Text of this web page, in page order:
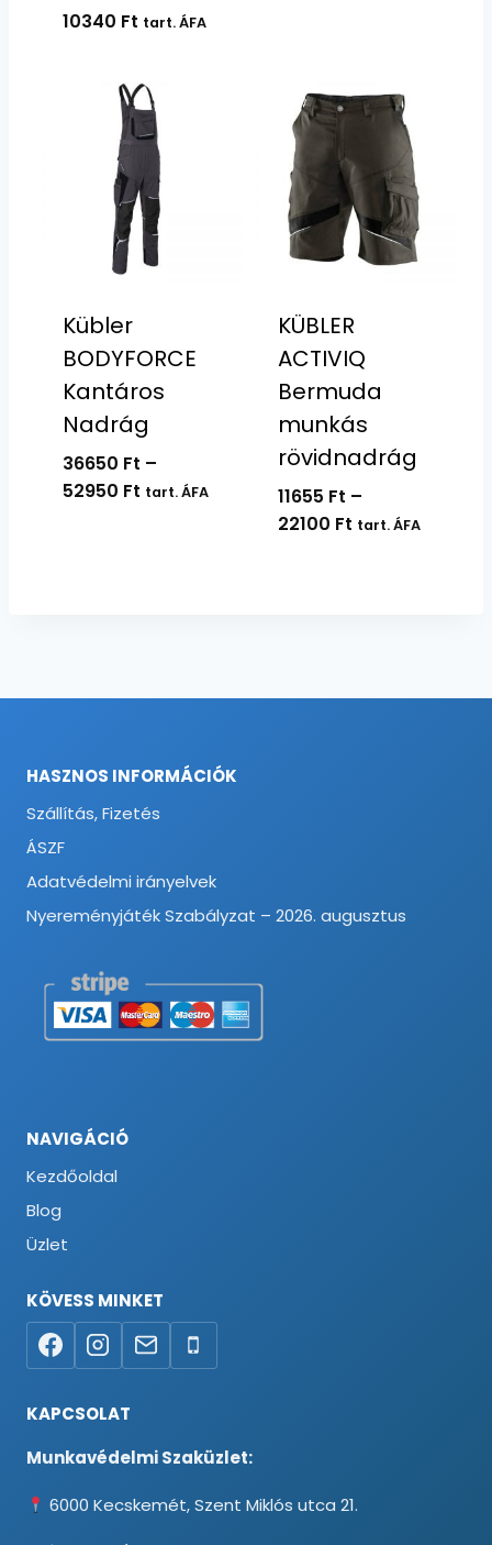
10340 Ft tart. ÁFA
Kübler
BODYFORCE
Kantáros
Nadrág
36650 Ft –
52950 FtÁrtartomány:
tart. ÁFA
KÜBLER
ACTIVIQ
Bermuda
munkás
rövidnadrág
11655 Ft –
22100 FtÁrtartomány:
tart. ÁFA
HASZNOS INFORMÁCIÓK
Szállítás, Fizetés
ÁSZF
Adatvédelmi irányelvek
Nyereményjáték Szabályzat – 2026. augusztus
NAVIGÁCIÓ
Kezdőoldal
Blog
Üzlet
KÖVESS MINKET
KAPCSOLAT
Munkavédelmi Szaküzlet:
6000 Kecskemét, Szent Miklós utca 21.